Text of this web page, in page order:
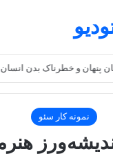
پنهان و خطرناک بدن انسان
نمونه کار سئو